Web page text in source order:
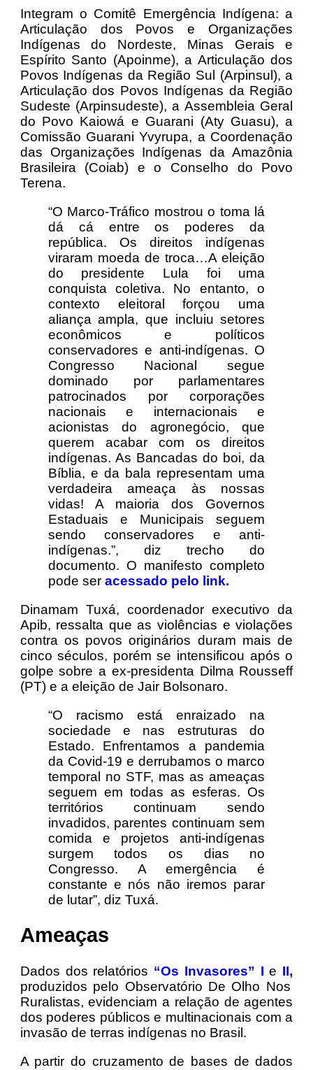
Integram o Comitê Emergência Indígena: a
Articulação dos Povos e Organizações
Indígenas do Nordeste, Minas Gerais e
Espírito Santo (Apoinme), a Articulação dos
Povos Indígenas da Região Sul (Arpinsul), a
Articulação dos Povos Indígenas da Região
Sudeste (Arpinsudeste), a Assembleia Geral
do Povo Kaiowá e Guarani (Aty Guasu), a
Comissão Guarani Yvyrupa, a Coordenação
das Organizações Indígenas da Amazônia
Brasileira (Coiab) e o Conselho do Povo
Terena.
“O Marco-Tráfico mostrou o toma lá
dá cá entre os poderes da
república. Os direitos indígenas
viraram moeda de troca…A eleição
do presidente Lula foi uma
conquista coletiva. No entanto, o
contexto eleitoral forçou uma
aliança ampla, que incluiu setores
econômicos e políticos
conservadores e anti-indígenas. O
Congresso Nacional segue
dominado por parlamentares
patrocinados por corporações
nacionais e internacionais e
acionistas do agronegócio, que
querem acabar com os direitos
indígenas. As Bancadas do boi, da
Bíblia, e da bala representam uma
verdadeira ameaça às nossas
vidas! A maioria dos Governos
Estaduais e Municipais seguem
sendo conservadores e anti-
indígenas.”, diz trecho do
documento. O manifesto completo
pode ser acessado pelo link.
Dinamam Tuxá, coordenador executivo da
Apib, ressalta que as violências e violações
contra os povos originários duram mais de
cinco séculos, porém se intensificou após o
golpe sobre a ex-presidenta Dilma Rousseff
(PT) e a eleição de Jair Bolsonaro.
“O racismo está enraizado na
sociedade e nas estruturas do
Estado. Enfrentamos a pandemia
da Covid-19 e derrubamos o marco
temporal no STF, mas as ameaças
seguem em todas as esferas. Os
territórios continuam sendo
invadidos, parentes continuam sem
comida e projetos anti-indígenas
surgem todos os dias no
Congresso. A emergência é
constante e nós não iremos parar
de lutar”, diz Tuxá.
Ameaças
Dados dos relatórios “Os Invasores” I e II,
produzidos pelo Observatório De Olho Nos
Ruralistas, evidenciam a relação de agentes
dos poderes públicos e multinacionais com a
invasão de terras indígenas no Brasil.
A partir do cruzamento de bases de dados